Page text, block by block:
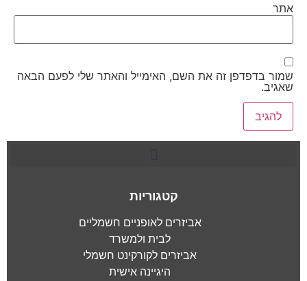
אתר
שמור בדפדפן זה את השם, האימייל והאתר שלי לפעם הבאה
שאגיב.
קטגוריות
אביזרים לאופניים חשמליים
לבית ולמשרד
אביזרים לקורקינט חשמלי
היגיינה אישית